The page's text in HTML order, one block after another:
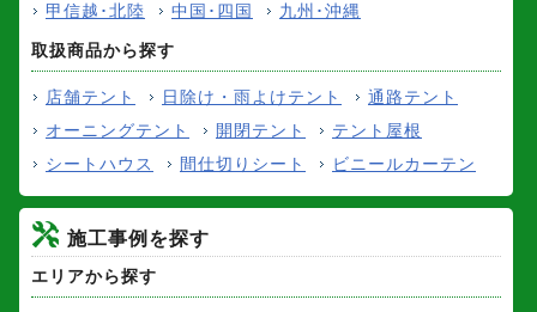
甲信越･北陸
中国･四国 九州･沖縄
取扱商品から探す
店舗テント 日除け・雨よけテント
通路テント
オーニングテント
開閉テント
テント屋根
シートハウス
間仕切りシート ビニールカーテン
施工事例を探す
エリアから探す